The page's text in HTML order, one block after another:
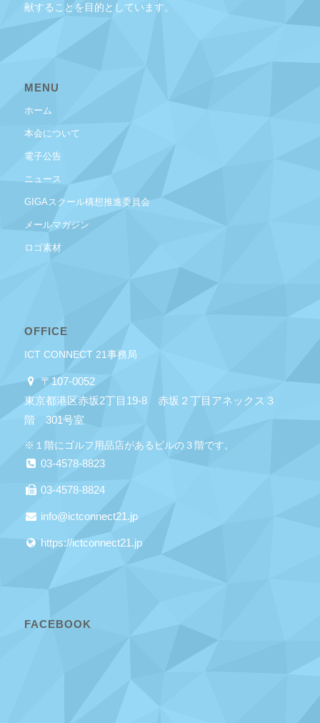
献することを目的としています。
MENU
ホーム
本会について
電子公告
ニュース
GIGAスクール構想推進委員会
メールマガジン
ロゴ素材
OFFICE
ICT CONNECT 21事務局
〒107-0052
東京都港区赤坂2丁目19-8 赤坂２丁目アネックス３
階 301号室
※１階にゴルフ用品店があるビルの３階です。
03-4578-8823
03-4578-8824
info@ictconnect21.jp
https://ictconnect21.jp
FACEBOOK